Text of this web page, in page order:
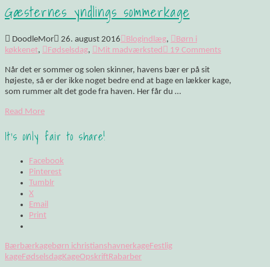
Gæsternes yndlings sommerkage
DoodleMor 26. august 2016 Blogindlæg,
Børn i
køkkenet, Fødselsdag, Mit madværksted 19 Comments
Når det er sommer og solen skinner, havens bær er på sit
højeste, så er der ikke noget bedre end at bage en lækker kage,
som rummer alt det gode fra haven. Her får du …
Read More
It's only fair to share!
Facebook
Pinterest
Tumblr
X
Email
Print
Bærbærkagebørn ichristianshavnerkageFestlig
kageFødselsdagKageOpskriftRabarber